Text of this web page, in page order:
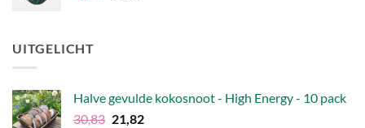
UITGELICHT
Halve gevulde kokosnoot - High Energy - 10 pack
30,83 Oorspronkelijke
21,82Huidige